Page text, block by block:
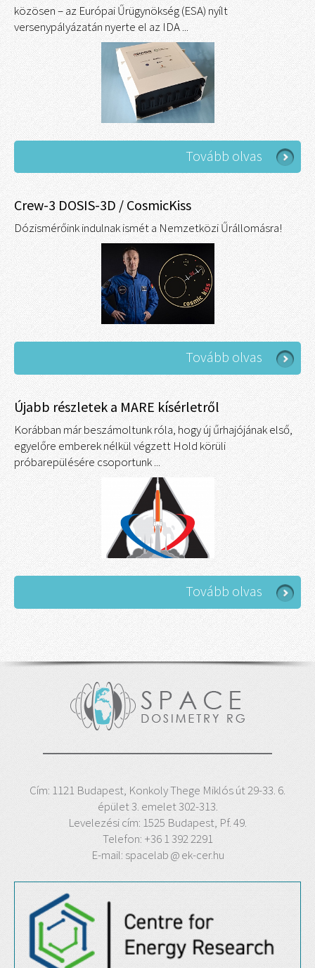
közösen – az Európai Űrügynökség (ESA) nyílt
versenypályázatán nyerte el az IDA ...
Tovább olvas
Crew-3 DOSIS-3D / CosmicKiss
Dózismérőink indulnak ismét a Nemzetközi Űrállomásra!
Tovább olvas
Újabb részletek a MARE kísérletről
Korábban már beszámoltunk róla, hogy új űrhajójának első,
egyelőre emberek nélkül végzett Hold körüli
próbarepülésére csoportunk ...
Tovább olvas
Cím: 1121 Budapest, Konkoly Thege Miklós út 29-33. 6.
épület 3. emelet 302-313.
Levelezési cím: 1525 Budapest, Pf. 49.
Telefon: +36 1 392 2291
E-mail: spacelab@ek-cer.hu